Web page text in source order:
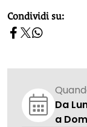
homepage
Condividi su:
Da
a